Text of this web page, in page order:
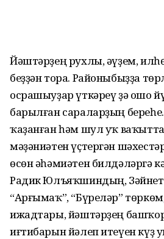
Йәштәрҙең рухлы, әүҙем,
беҙҙән тора. Районыбыҙҙа
осрашыуҙар үткәреү ҙә ошо
барылған сараларҙың
ҡаҙанған һәм шул уҡ
мәҙәниәтен үҫтергән
өсөн әһәмиәтен билдәләргә
Радик Юлъяҡшиндың,
“Арғымаҡ”, “Бүреләр”
ижадтары, йәштәрҙең
иғтибарын йәлеп итеүен күҙ